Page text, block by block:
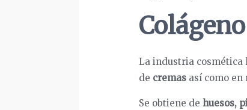
Colágeno
La industria cosmética
de cremasasí como en
Se obtiene de huesos,